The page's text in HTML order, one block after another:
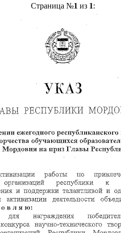
Страница №1 из 1: